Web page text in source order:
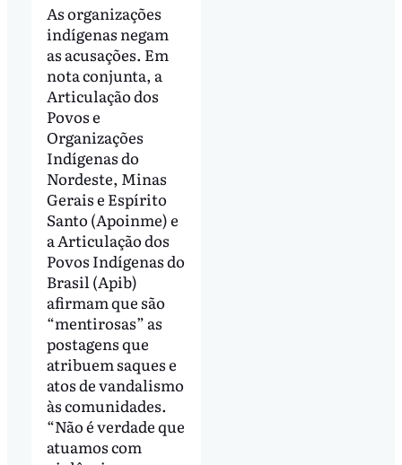
As organizações
indígenas negam
as acusações. Em
nota conjunta, a
Articulação dos
Povos e
Organizações
Indígenas do
Nordeste, Minas
Gerais e Espírito
Santo (Apoinme) e
a Articulação dos
Povos Indígenas do
Brasil (Apib)
afirmam que são
“mentirosas” as
postagens que
atribuem saques e
atos de vandalismo
às comunidades.
“Não é verdade que
atuamos com